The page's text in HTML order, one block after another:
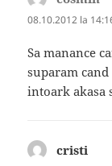
08.10.2012 la
Sa manance
suparam
intoark akasa
cristi